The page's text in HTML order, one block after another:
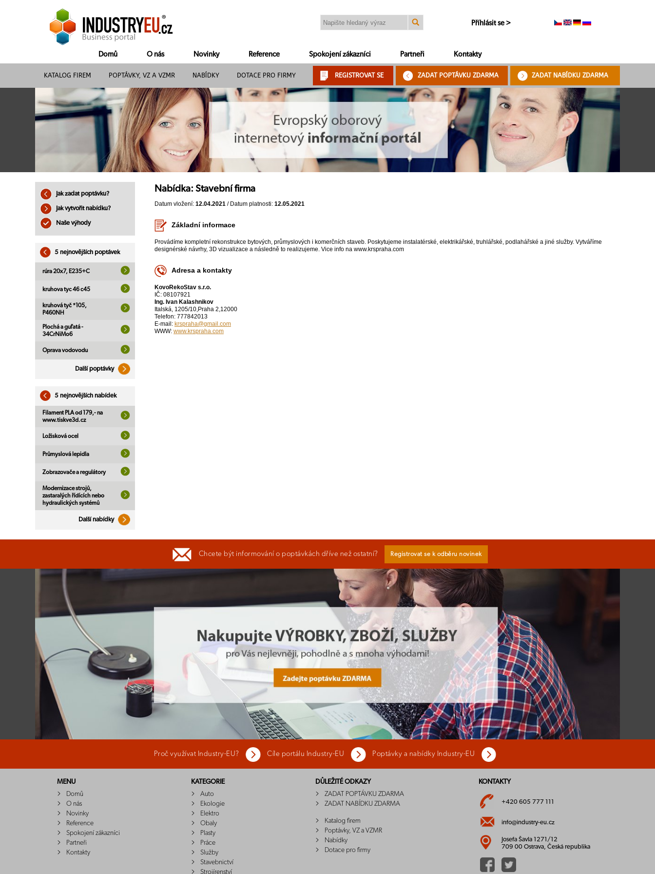
Příhlásit se >
Domů O nás Novinky Reference Spokojení zákazníci Partneři Kontakty
KATALOG FIREM POPTÁVKY, VZ A VZMR NABÍDKY DOTACE PRO FIRMY REGISTROVAT SE ZADAT POPTÁVKU ZDARMA ZADAT NABÍDKU ZDARMA
Jak zadat poptávku?
Jak vytvořit nabídku?
Naše výhody
5 nejnovějších poptávek
rúra 20x7, E235+C
kruhova tyc 46 c45
kruhová tyč *105,
P460NH
Plochá a guľatá -
34CrNiMo6
Oprava vodovodu
Další poptávky
5 nejnovějších nabídek
Filament PLA od 179,- na
www.tiskve3d.cz
Ložisková ocel
Průmyslová lepidla
Zobrazovače a regulátory
Modernizace strojů,
zastaralých řídících nebo
hydraulických systémů
Další nabídky
Nabídka: Stavební firma
Datum vložení: 12.04.2021 / Datum platnosti: 12.05.2021
Základní informace
Provádíme kompletní rekonstrukce bytových, průmyslových i komerčních staveb. Poskytujeme instalatérské, elektrikářské, truhlářské, podlahářské a jiné služby. Vytváříme
designérské návrhy, 3D vizualizace a následně to realizujeme. Vice info na www.krspraha.com
Adresa a kontakty
KovoRekoStav s.r.o.
IČ: 08107921
Ing. Ivan Kalashnikov
Italská, 1205/10,Praha 2,12000
Telefon: 777842013
E-mail: krspraha@gmail.com
WWW: www.krspraha.com
Chcete být informování o poptávkách dříve než ostatní? Registrovat se k odběru novinek
Proč využívat Industry-EU? Cíle portálu Industry-EU Poptávky a nabídky Industry-EU
MENU
Domů
O nás
Novinky
Reference
Spokojení zákazníci
Partneři
Kontakty
KATEGORIE
Auto
Ekologie
Elektro
Obaly
Plasty
Práce
Služby
Stavebnictví
Strojírenství
DŮLEŽITÉ ODKAZY
ZADAT POPTÁVKU ZDARMA
ZADAT NABÍDKU ZDARMA
Katalog firem
Poptávky, VZ a VZMR
Nabídky
Dotace pro firmy
KONTAKTY
+420 605 777 111
info@industry-eu.cz
Josefa Šavla 1271/12
709 00 Ostrava, Česká republika